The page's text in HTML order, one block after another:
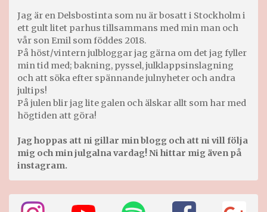
Jag är en Delsbostinta som nu är bosatt i Stockholm i
ett gult litet parhus tillsammans med min man och
vår son Emil som föddes 2018.
På höst/vintern julbloggar jag gärna om det jag fyller
min tid med; bakning, pyssel, julklappsinslagning
och att söka efter spännande julnyheter och andra
jultips!
På julen blir jag lite galen och älskar allt som har med
högtiden att göra!
Jag hoppas att ni gillar min blogg och att ni vill följa
mig och min julgalna vardag! Ni hittar mig även på
instagram.